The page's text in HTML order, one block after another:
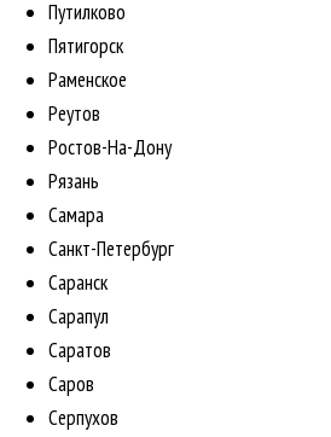
Путилково
Пятигорск
Раменское
Реутов
Ростов-На-Дону
Рязань
Самара
Санкт-Петербург
Саранск
Сарапул
Саратов
Саров
Серпухов